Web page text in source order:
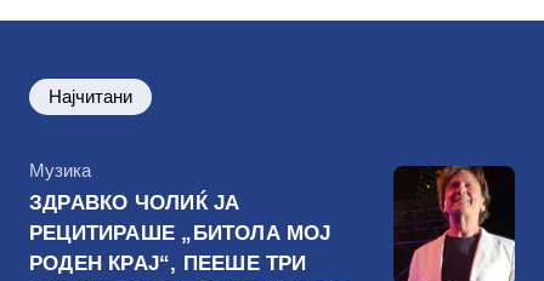
Најчитани
КАтегорија
Музика
ЗДРАВКО ЧОЛИЌ ЈА
РЕЦИТИРАШЕ „БИТОЛА МОЈ
РОДЕН КРАЈ“, ПЕЕШЕ ТРИ